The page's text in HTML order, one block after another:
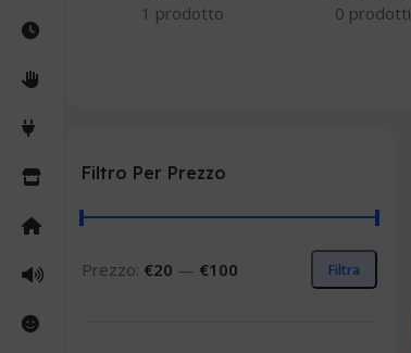
1 prodotto
0 prodotti
Filtro Per Prezzo
Filtra
Prezzo: €20 — €100